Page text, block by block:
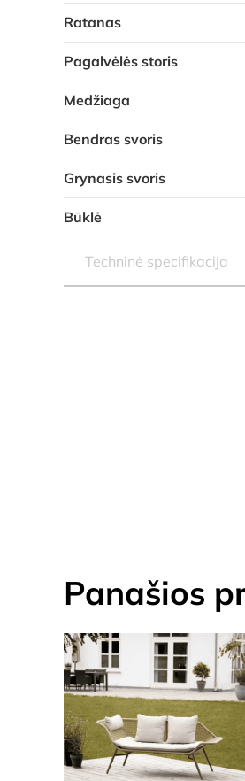
Ratanas
Pagalvėlės storis
Medžiaga
Bendras svoris
Grynasis svoris
Būklė
Techninė specifikacija
Panašios